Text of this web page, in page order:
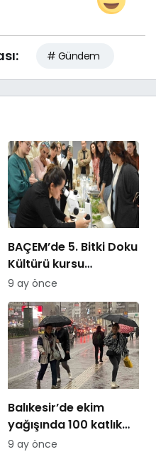
# Gündem
BAÇEM’de 5. Bitki Doku
Kültürü kursu
tamamlandı
9 ay önce
Balıkesir’de ekim
yağışında 100 katlık
artış
9 ay önce